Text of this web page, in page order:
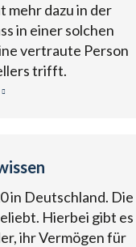
dazu in der
in einer solchen
vertraute Person
trifft.
in Deutschland. Die
Hierbei gibt es
ihr Vermögen für